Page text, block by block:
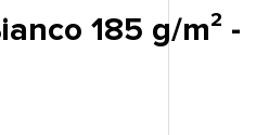
185 g/m² -